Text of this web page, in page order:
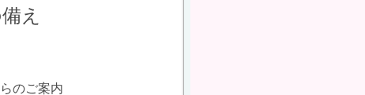
え
のご案内